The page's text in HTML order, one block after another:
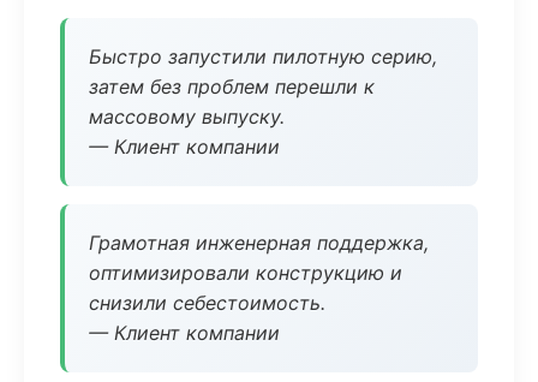
Быстро запустили пилотную серию,
затем без проблем перешли к
массовому выпуску.
— Клиент компании
Грамотная инженерная поддержка,
оптимизировали конструкцию и
снизили себестоимость.
— Клиент компании